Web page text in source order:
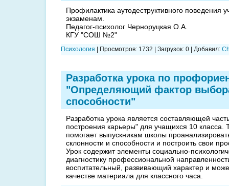
Профилактика аутодеструктивного поведения
экзаменам.
Педагог-психолог Черноруцкая О.А.
КГУ "СОШ №2"
Психология Просмотров: 1732 Загрузок: 0 Добавил:
Разработка урока по
"Определяющий фактор
способности"
Разработка урока является составляющей
построения карьеры" для учащихся 10 класса.
помогает выпускникам школы
склонности и способности и построить свои
Урок содержит элементы социально-
диагностику профессиональной
воспитательный, развивающий характер и
качестве материала для классного часа.